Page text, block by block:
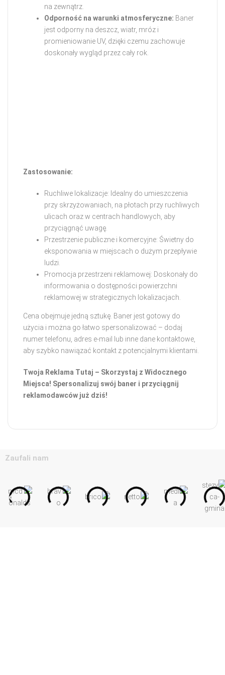
na zewnątrz.
Odporność na warunki atmosferyczne: Baner
jest odporny na deszcz, wiatr, mróz i
promieniowanie UV, dzięki czemu zachowuje
doskonały wygląd przez cały rok.
Zastosowanie:
Ruchliwe lokalizacje: Idealny do umieszczenia
przy skrzyżowaniach, na płotach przy ruchliwych
ulicach oraz w centrach handlowych, aby
przyciągnąć uwagę.
Przestrzenie publiczne i komercyjne: Świetny do
eksponowania w miejscach o dużym przepływie
ludzi.
Promocja przestrzeni reklamowej: Doskonały do
informowania o dostępności powierzchni
reklamowej w strategicznych lokalizacjach.
Cena obejmuje jedną sztukę. Baner jest gotowy do
użycia i można go łatwo spersonalizować – dodaj
numer telefonu, adres e-mail lub inne dane kontaktowe,
aby szybko nawiązać kontakt z potencjalnymi klientami.
Twoja Reklama Tutaj – Skorzystaj z Widocznego
Miejsca! Spersonalizuj swój baner i przyciągnij
reklamodawców już dziś!
Zaufali nam